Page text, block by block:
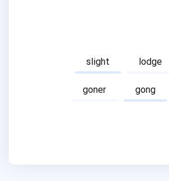
slight lodge
goner
gong